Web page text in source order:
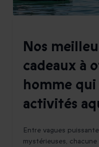
Nos
cadeaux à
homme qui
activités
Entre vagues
mystérieuses,